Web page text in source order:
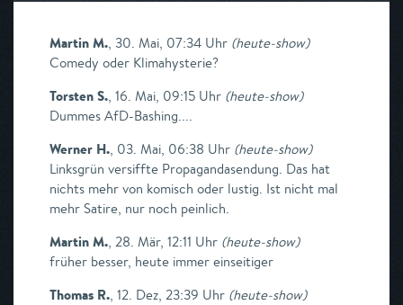
Martin M., 30. Mai, 07:34 Uhr (heute-show)
Comedy oder Klimahysterie?
Torsten S., 16. Mai, 09:15 Uhr (heute-show)
Dummes AfD-Bashing....
Werner H., 03. Mai, 06:38 Uhr (heute-show)
Linksgrün versiffte Propagandasendung. Das hat
nichts mehr von komisch oder lustig. Ist nicht mal
mehr Satire, nur noch peinlich.
Martin M., 28. Mär, 12:11 Uhr (heute-show)
früher besser, heute immer einseitiger
Thomas R., 12. Dez, 23:39 Uhr (heute-show)